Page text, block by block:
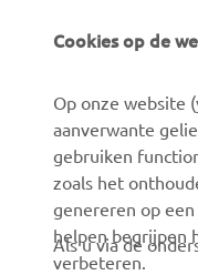
CORPORATE
Over ons
Evenementen
Press
Careers
Cookies op de
Op onze website
aanverwante
gebruiken
zoals het
genereren op
helpen begrijpen
verbeteren.
Als u via de